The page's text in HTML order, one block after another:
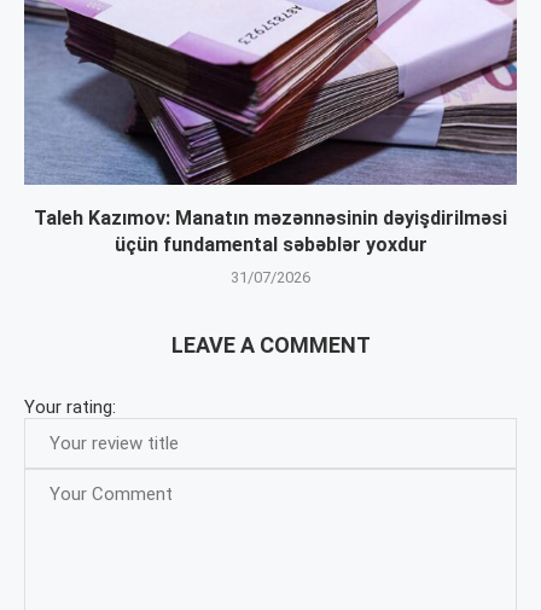
Taleh Kazımov: Manatın məzənnəsinin dəyişdirilməsi
üçün fundamental səbəblər yoxdur
31/07/2026
LEAVE A COMMENT
Your rating: